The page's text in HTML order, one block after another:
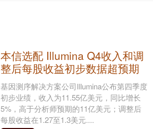
本信选配 Illumina Q4收入和调
整后每股收益初步数据超预期
基因测序解决方案公司Illumina公布第四季度
初步业绩，收入为11.55亿美元，同比增长
5%，高于分析师预期的11亿美元；调整后
每股收益在1.27至1.3美元....